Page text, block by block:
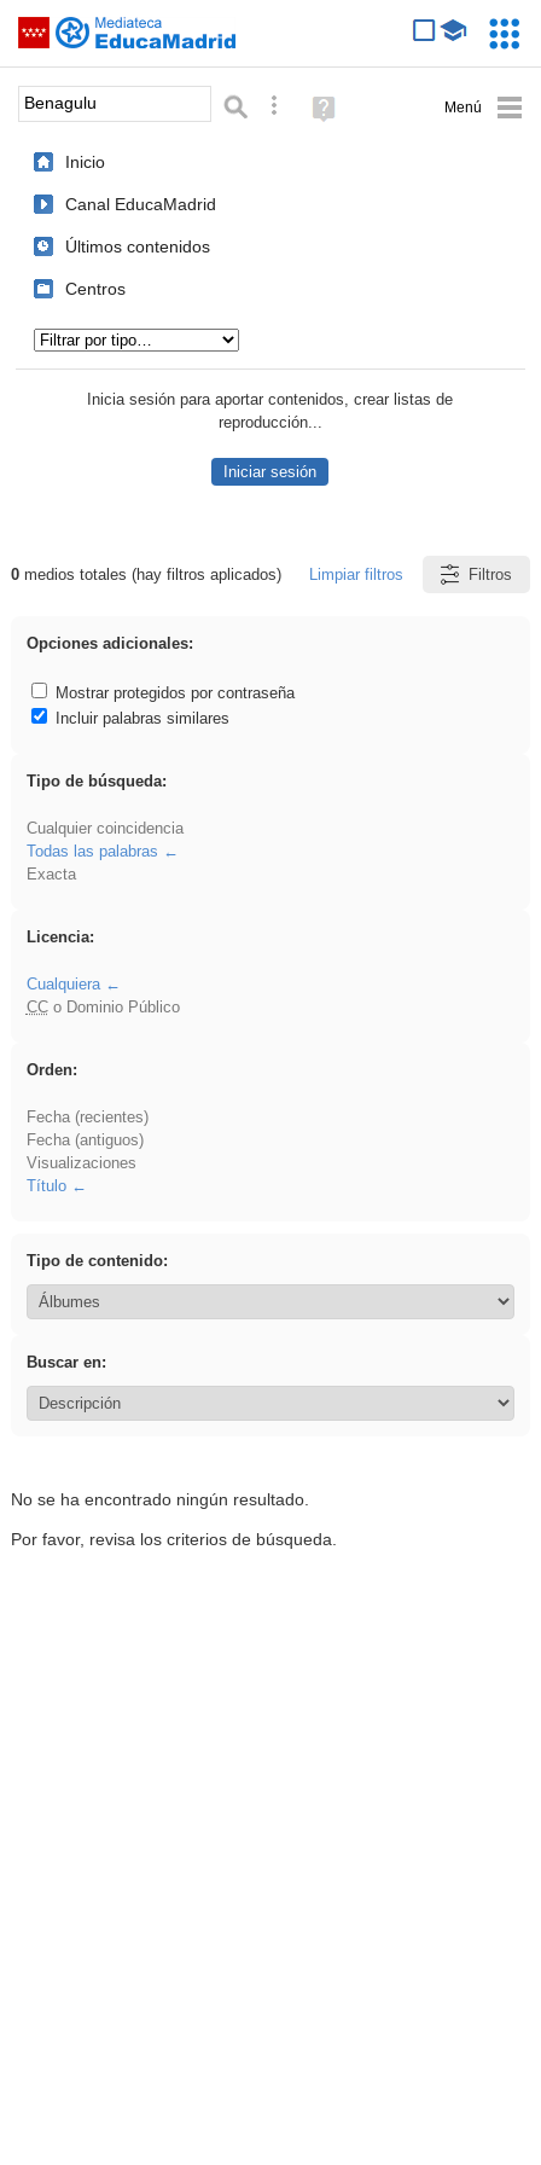
Saltar navegación
Palabra o frase: Búsqueda avanzada
Ayuda
(en
Inicio
Canal EducaMadrid
Últimos contenidos
Centros
Inicia sesión para aportar contenidos, crear listas de
reproducción...
Iniciar sesión
Resultados de: Benagulu
0medios totales (hay filtros aplicados) Limpiar filtros Filtros
Opciones adicionales:
Mostrar protegidos por contraseña
Incluir palabras similares
Tipo de búsqueda:
Cualquier coincidencia
Todas las palabras
Exacta
Licencia:
Cualquiera
CCo Dominio Público
Orden:
Fecha (recientes)
Fecha (antiguos)
Visualizaciones
Título
Tipo de contenido:
Buscar en:
No se ha encontrado ningún resultado.
Por favor, revisa los criterios de búsqueda.